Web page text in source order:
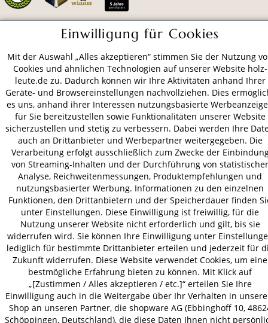
VERSAND
AGB Datenschutz
Impressum
© 2026 HOLZ-LEUTE
* Alle Preise inkl. gesetzl. Mehrwertsteuer zzgl.Versandkosten.
Einwilligung für Cookies
Mit der Auswahl „Alles akzeptieren“ stimmen Sie der Nutzung
Cookies und ähnlichen Technologien auf unserer Website holz-
leute.de zu. Dadurch können wir Ihre Aktivitäten anhand Ihrer
Geräte- und Browsereinstellungen nachvollziehen. Dies
es uns, anhand ihrer Interessen nutzungsbasierte
für Sie bereitzustellen sowie Funktionalitäten unserer Website
sicherzustellen und stetig zu verbessern. Dabei werden Ihre
auch an Drittanbieter und Werbepartner weitergegeben. Die
Verarbeitung erfolgt ausschließlich zum Zwecke der
von Streaming-Inhalten und der Durchführung von statistischer
Analyse, Reichweitenmessungen, Produktempfehlungen und
nutzungsbasierter Werbung. Informationen zu den einzelnen
Funktionen, den Drittanbietern und der Speicherdauer finden
unter Einstellungen. Diese Einwilligung ist freiwillig, für die
Nutzung unserer Website nicht erforderlich und gilt, bis sie
widerrufen wird. Sie können Ihre Einwilligung unter
lediglich für bestimmte Drittanbieter erteilen und jederzeit für
Zukunft widerrufen. Diese Website verwendet Cookies, um eine
bestmögliche Erfahrung bieten zu können. Mit Klick auf
„[Zustimmen / Alles akzeptieren / etc.]“ erteilen Sie Ihre
Einwilligung auch in die Weitergabe über Ihr Verhalten in
Shop an unseren Partner, die shopware AG (Ebbinghoff 10,
Schöppingen, Deutschland), die diese Daten Ihnen nicht